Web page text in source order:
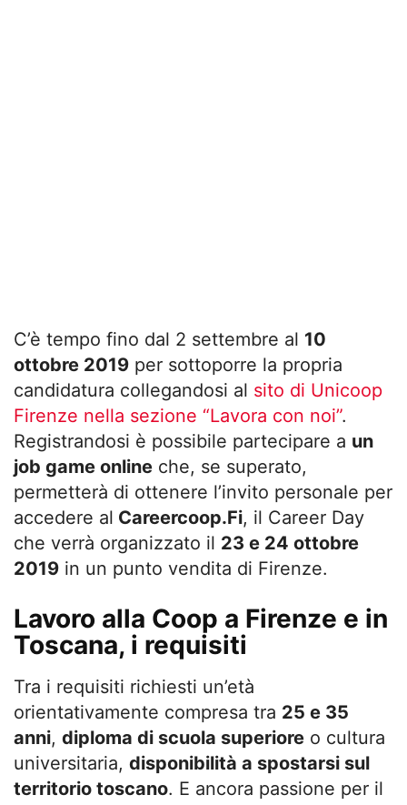
C’è tempo fino dal 2 settembre al 10
ottobre 2019 per sottoporre la propria
candidatura collegandosi al sito di Unicoop
Firenze nella sezione “Lavora con noi”.
Registrandosi è possibile partecipare a un
job game online che, se superato,
permetterà di ottenere l’invito personale per
accedere al Careercoop.Fi, il Career Day
che verrà organizzato il 23 e 24 ottobre
2019 in un punto vendita di Firenze.
Lavoro alla Coop a Firenze e in
Toscana, i requisiti
Tra i requisiti richiesti un’età
orientativamente compresa tra 25 e 35
anni, diploma di scuola superiore o cultura
universitaria, disponibilità a spostarsi sul
territorio toscano. E ancora passione per il